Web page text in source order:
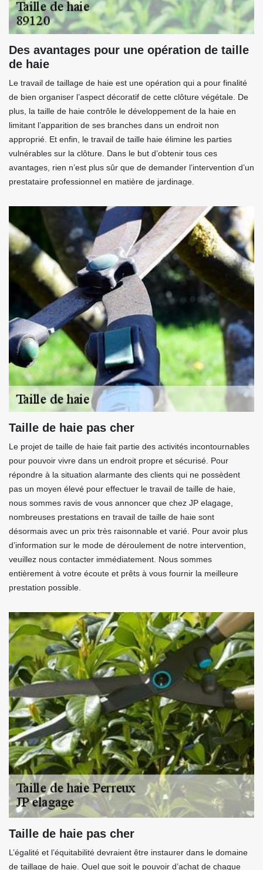
Des avantages pour une opération de taille
de haie
Le travail de taillage de haie est une opération qui a pour finalité
de bien organiser l’aspect décoratif de cette clôture végétale. De
plus, la taille de haie contrôle le développement de la haie en
limitant l’apparition de ses branches dans un endroit non
approprié. Et enfin, le travail de taille haie élimine les parties
vulnérables sur la clôture. Dans le but d’obtenir tous ces
avantages, rien n’est plus sûr que de demander l’intervention d’un
prestataire professionnel en matière de jardinage.
Taille de haie pas cher
Le projet de taille de haie fait partie des activités incontournables
pour pouvoir vivre dans un endroit propre et sécurisé. Pour
répondre à la situation alarmante des clients qui ne possèdent
pas un moyen élevé pour effectuer le travail de taille de haie,
nous sommes ravis de vous annoncer que chez JP elagage,
nombreuses prestations en travail de taille de haie sont
désormais avec un prix très raisonnable et varié. Pour avoir plus
d’information sur le mode de déroulement de notre intervention,
veuillez nous contacter immédiatement. Nous sommes
entièrement à votre écoute et prêts à vous fournir la meilleure
prestation possible.
Taille de haie pas cher
L’égalité et l’équitabilité devraient être instaurer dans le domaine
de taillage de haie. Quel que soit le pouvoir d’achat de chaque